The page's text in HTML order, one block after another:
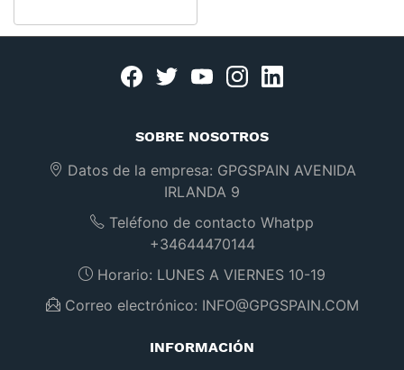
Facebook
twitteryoutubeinstagram
SOBRE NOSOTROS
Datos de la empresa: GPGSPAIN AVENIDA
IRLANDA 9
Teléfono de contacto Whatpp
+34644470144
Horario: LUNES A VIERNES 10-19
Correo electrónico: INFO@GPGSPAIN.COM
INFORMACIÓN